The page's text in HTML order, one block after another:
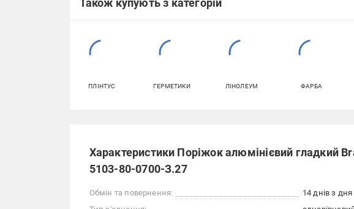
ПЛІНТУС ГЕРМЕТИКИ ЛІНОЛЕУМ ФАРБА
Характеристики Поріжок алюмінієвий гладкий
5103-80-0700-З.27
Обмін та повернення:
14 днів з